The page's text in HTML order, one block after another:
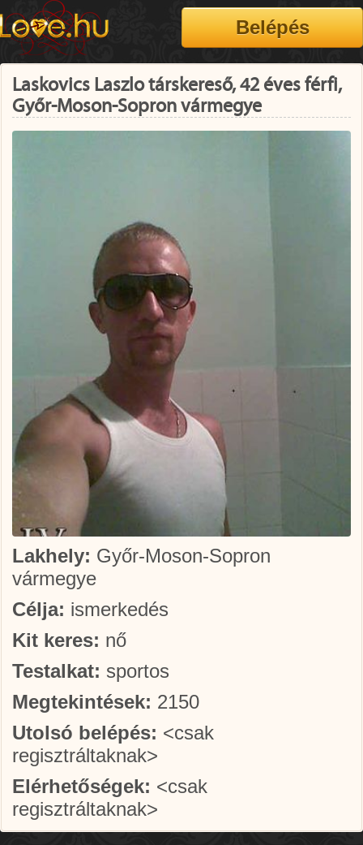
Laskovics Laszlo társkereső, 42 éves férfi,
Győr-Moson-Sopron vármegye
Lakhely: Győr-Moson-Sopron
vármegye
Célja: ismerkedés
Kit keres: nő
Testalkat: sportos
Megtekintések: 2150
Utolsó belépés: <csak
regisztráltaknak>
Elérhetőségek: <csak
regisztráltaknak>